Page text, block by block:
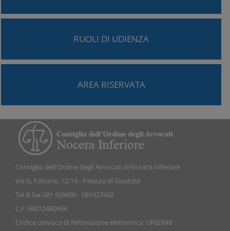
RUOLI DI UDIENZA
AREA RISERVATA
Consiglio dell'Ordine degli Avvocati di Nocera Inferiore
Via G. Falcone, 12/14 - Palazzo di Giustizia
Tel & fax 081 929600 - 081927432
C.F. 94012480656
Codice univoco di fatturazione elettronica: UF0DM8